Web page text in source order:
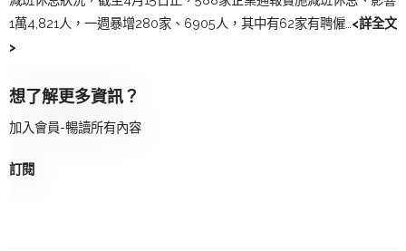
1萬4,821人，一週暴增280家、6905人，其中有62家有聘僱… <詳全文
>
想了解更多資訊？
加入會員-暢讀所有內容
訂閱